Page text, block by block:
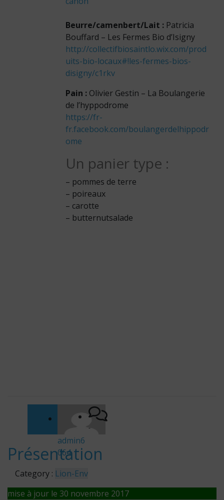
Beurre/camenbert/Lait : Patricia
Bouffard – Les Fermes Bio d’Isigny
http://collectifbiosaintlo.wix.com/prod
uits-bio-locaux#!les-fermes-bios-
disigny/c1rkv
Pain : Olivier Gestin – La Boulangerie
de l’hyppodrome
https://fr-
fr.facebook.com/boulangerdelhippodr
ome
Un panier type :
– pommes de terre
– poireaux
– carotte
– butternutsalade
admin6
064
-
Présentation
Category : Lion-Env
mise à jour le 30 novembre 2017